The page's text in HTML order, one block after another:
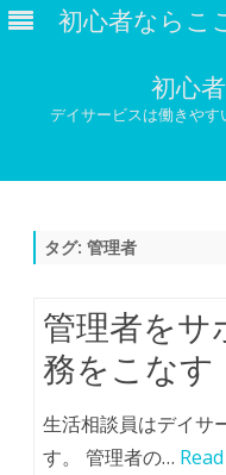
初心者ならこ
初心
デイサービスは働きや
タグ: 管理者
管理者をサ
務をこなす
生活相談員はデイサ
す。 管理者の…